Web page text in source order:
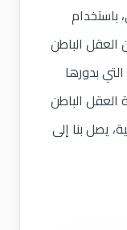
باستخدام
الباطن
بدورها
العقل الباطن
يصل بنا إلى